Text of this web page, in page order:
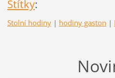
Štítky:
Stolní hodiny | hodiny gaston |